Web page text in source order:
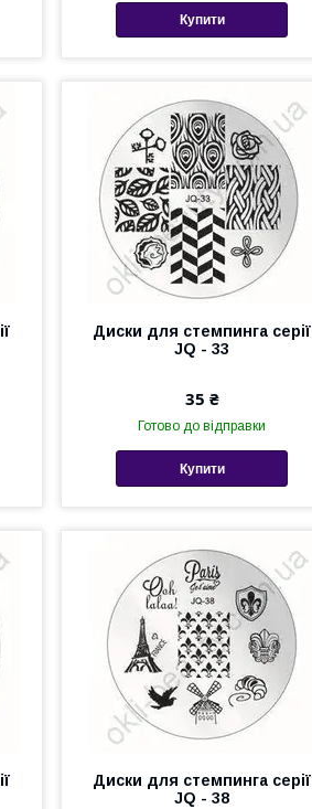
Купити
Диски для стемпинга серії
JQ - 33
35 ₴
Готово до відправки
Купити
Диски для стемпинга серії
JQ - 38